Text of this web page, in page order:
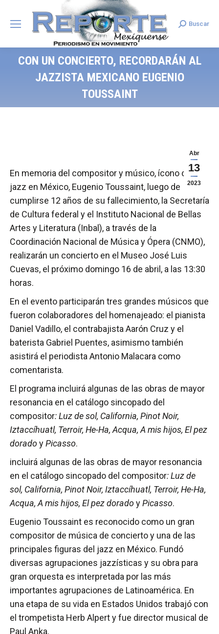
Search:
Buscar
CON UN CONCIERTO, RECORDARÁN AL
JAZZISTA MEXICANO EUGENIO
TOUSSAINT
Abr
13
2023
En memoria del compositor y músico, ícono del
jazz en México, Eugenio Toussaint, luego de
cumplirse 12 años de su fallecimiento, la Secretaría
de Cultura federal y el Instituto Nacional de Bellas
Artes y Literatura (Inbal), a través de la
Coordinación Nacional de Música y Ópera (CNMO),
realizarán un concierto en el Museo José Luis
Cuevas, el próximo domingo 16 de abril, a las 13:30
horas.
En el evento participarán tres grandes músicos que
fueron colaboradores del homenajeado: el pianista
Daniel Vadillo, el contrabajista Aarón Cruz y el
baterista Gabriel Puentes, asimismo también
asistirá el periodista Antonio Malacara como
comentarista.
El programa incluirá algunas de las obras de mayor
resonancia en el catálogo sincopado del
compositor: Luz de sol, California, Pinot Noir,
Iztaccíhuatl, Terroir, He-Ha, Acqua, A mis hijos, El pez
doradoyPicasso.
incluirá algunas de las obras de mayor resonancia
en el catálogo sincopado del compositor: Luz de
sol, California, Pinot Noir, Iztaccíhuatl, Terroir, He-Ha,
Acqua, A mis hijos, El pez doradoyPicasso.
Eugenio Toussaint es reconocido como un gran
compositor de música de concierto y una de las
principales figuras del jazz en México. Fundó
diversas agrupaciones jazzísticas y su obra para
gran orquesta es interpretada por las más
importantes agrupaciones de Latinoamérica. En
una etapa de su vida en Estados Unidos trabajó con
el trompetista Herb Alpert y fue director musical de
Paul Anka.